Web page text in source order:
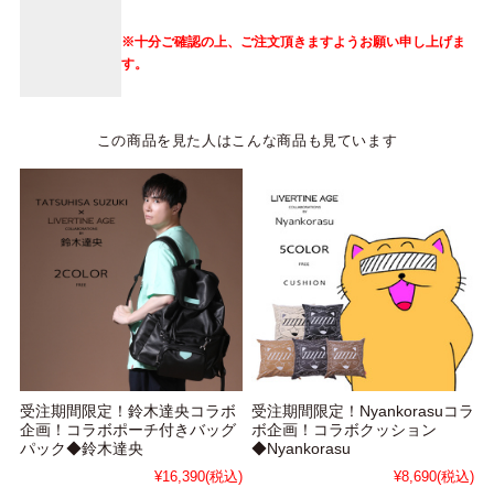
※十分ご確認の上、ご注文頂きますようお願い申し上げま
す。
この商品を見た人はこんな商品も見ています
受注期間限定！鈴木達央コラボ
企画！コラボポーチ付きバッグ
パック◆鈴木達央
¥16,390(税込)
受注期間限定！Nyankorasuコラ
ボ企画！コラボクッション
◆Nyankorasu
¥8,690(税込)